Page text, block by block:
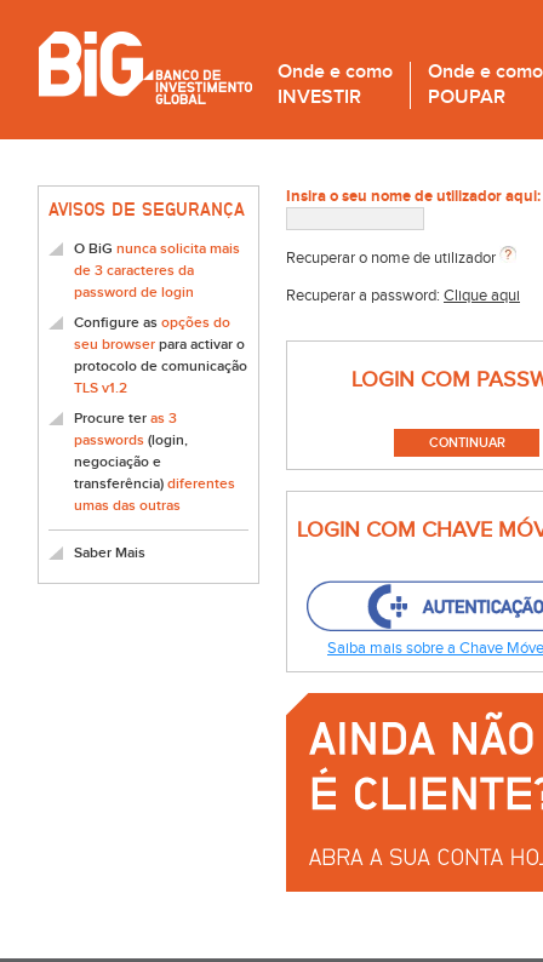
Onde e como
INVESTIR
Onde e como
POUPAR
AVISOS DE SEGURANÇA
O BiG nunca solicita mais
de 3 caracteres da
password de login
Configure as opções do
seu browser para activar o
protocolo de comunicação
TLS v1.2
Procure ter as 3
passwords (login,
negociação e
transferência) diferentes
umas das outras
Saber Mais
Insira o seu nome de utilizador aqui:
Recuperar o nome de utilizador
Recuperar a password: Clique aqui
LOGIN COM
LOGIN COM CHAVE
Saiba mais sobre a Chave